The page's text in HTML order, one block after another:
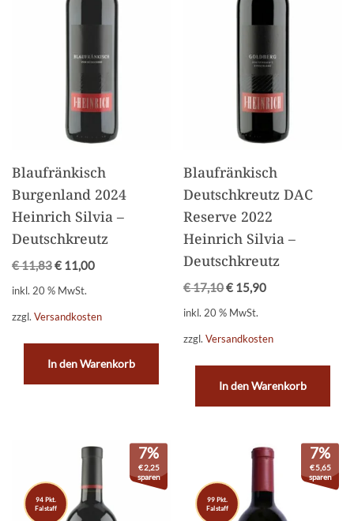
Blaufränkisch
Burgenland 2024
Heinrich Silvia –
Deutschkreutz
€11,83€ 11,00
inkl. 20 % MwSt.
zzgl. Versandkosten
In den Warenkorb
Blaufränkisch
Deutschkreutz DAC
Reserve 2022
Heinrich Silvia –
Deutschkreutz
€17,10€ 15,90
inkl. 20 % MwSt.
zzgl.Versandkosten
In den Warenkorb
94 Pkt.
Falstaff
7%
€2,25
sparen
99 Pkt.
Falstaff
7%
€5,65
sparen